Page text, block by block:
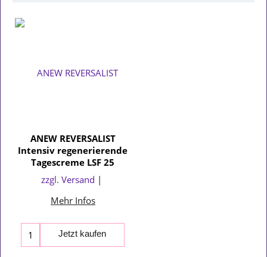
ANEW REVERSALIST
Intensiv regenerierende
Tagescreme LSF 25
zzgl. Versand
Mehr Infos
Jetzt kaufen